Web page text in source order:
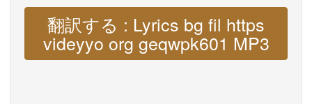
翻訳する : Lyrics bg fil https
videyyo org geqwpk601 MP3